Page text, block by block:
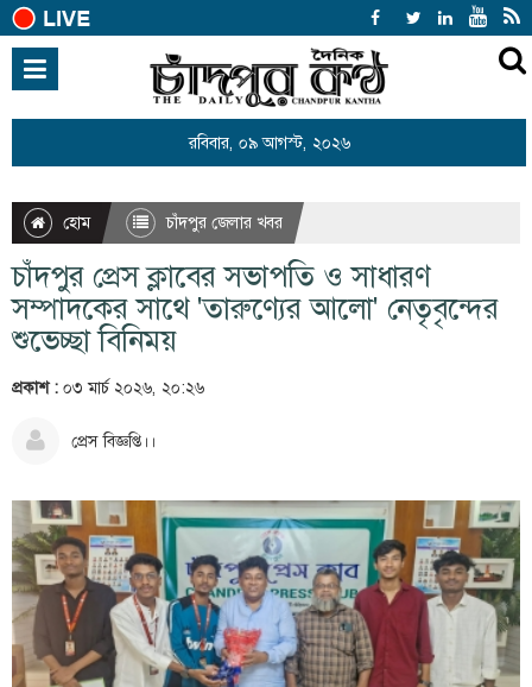
রবিবার, ০৯ আগস্ট, ২০২৬
হোম
জাতীয়
আন্তর্জাতিক
রাজনীতি
খেলাধুলা
বিনোদন
অর্থনীতি
শিক্ষা
স্বাস্থ্য
ফিচার
সম্পাদকীয়
অন্যান্য
আইন-
হোম চাঁদপুর জেলার খবর
চাঁদপুর প্রেস ক্লাবের সভাপতি ও সাধারণ
সম্পাদকের সাথে 'তারুণ্যের আলো' নেতৃবৃন্দের
শুভেচ্ছা বিনিময়
প্রকাশ : ০৩ মার্চ ২০২৬, ২০:২৬
প্রেস বিজ্ঞপ্তি।।